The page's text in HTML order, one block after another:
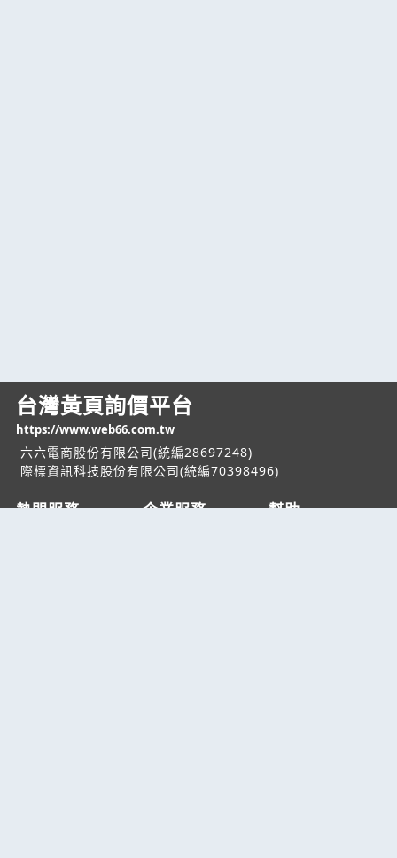
台灣黃頁詢價平台
https://www.web66.com.tw
六六電商股份有限公司(統編28697248)
際標資訊科技股份有限公司(統編70398496)
熱門服務 企業服務 幫助